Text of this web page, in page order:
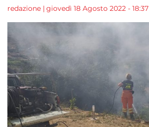
redazione | giovedì 18 Agosto 2022 - 18:37